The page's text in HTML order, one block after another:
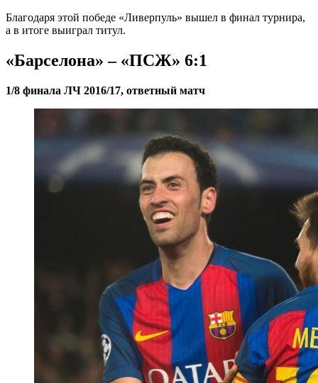
Благодаря этой победе «Ливерпуль» вышел в финал турнира,
а в итоге выиграл титул.
«Барселона» – «ПСЖ» 6:1
1/8 финала ЛЧ 2016/17, ответный матч